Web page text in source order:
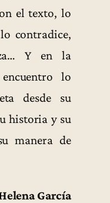
el texto, lo
contradice,
Y en la
lo
desde su
historia y su
manera de
García